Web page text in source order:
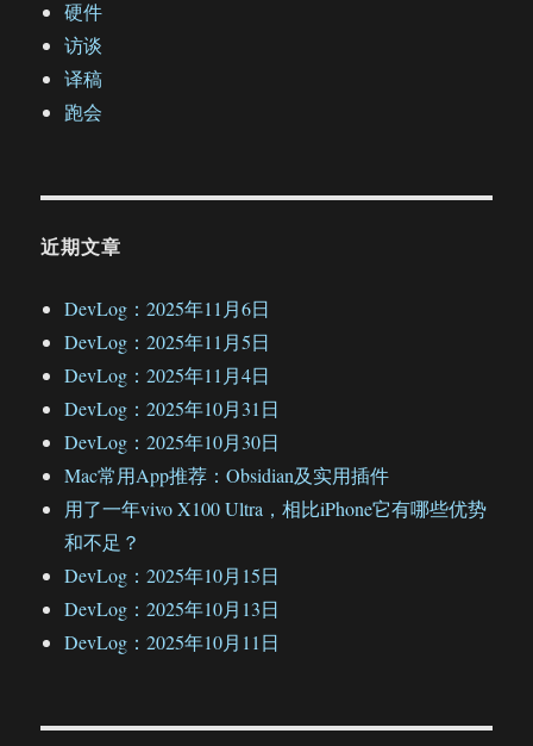
硬件
访谈
译稿
跑会
近期文章
DevLog：2025年11月6日
DevLog：2025年11月5日
DevLog：2025年11月4日
DevLog：2025年10月31日
DevLog：2025年10月30日
Mac常用App推荐：Obsidian及实用插件
用了一年vivo X100 Ultra，相比iPhone它有哪些优势
和不足？
DevLog：2025年10月15日
DevLog：2025年10月13日
DevLog：2025年10月11日